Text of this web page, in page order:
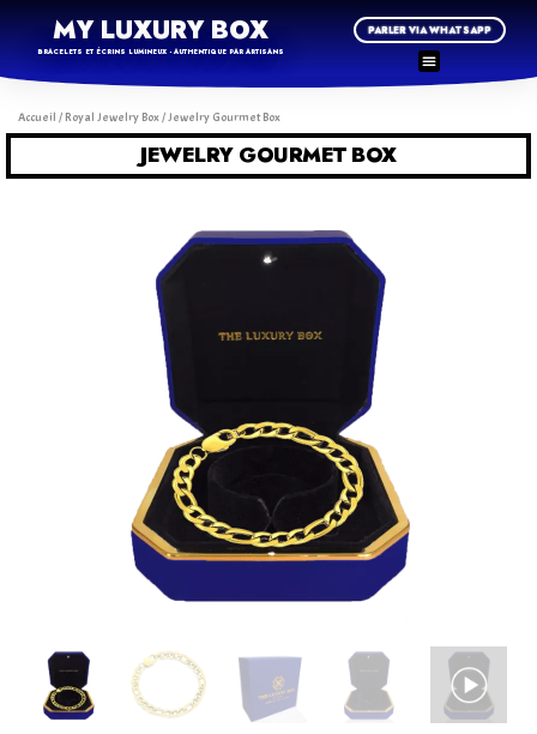
MY LUXURY BOX
BRACELETS ET ÉCRINS LUMINEUX - AUTHENTIQUE PAR ARTISANS
PARLER VIA WHATSAPP
Accueil / Royal Jewelry Box/ Jewelry Gourmet Box
JEWELRY GOURMET BOX